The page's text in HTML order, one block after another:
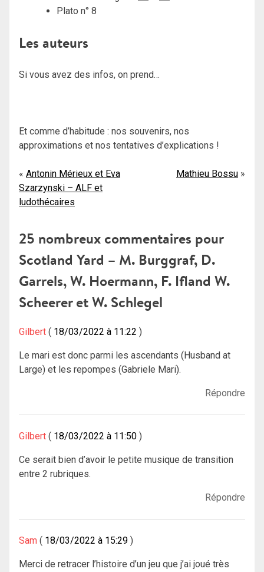
Plato n° 8
Les auteurs
Si vous avez des infos, on prend…
Et comme d’habitude : nos souvenirs, nos
approximations et nos tentatives d’explications !
Navigation
de
Antonin Mérieux et Eva
Szarzynski – ALF et
ludothécaires
Mathieu Bossu
25 nombreux commentaires pour
Scotland Yard – M. Burggraf, D.
Garrels, W. Hoermann, F. Ifland W.
Scheerer et W. Schlegel
Gilbert 18/03/2022 à 11:22
Le mari est donc parmi les ascendants (Husband at
Large) et les repompes (Gabriele Mari).
Répondre
Gilbert 18/03/2022 à 11:50
Ce serait bien d’avoir le petite musique de transition
entre 2 rubriques.
Répondre
Sam 18/03/2022 à 15:29
Merci de retracer l’histoire d’un jeu que j’ai joué très